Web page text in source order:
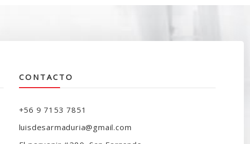
CONTACTO
+56 9 7153 7851
luisdesarmaduria@gmail.com